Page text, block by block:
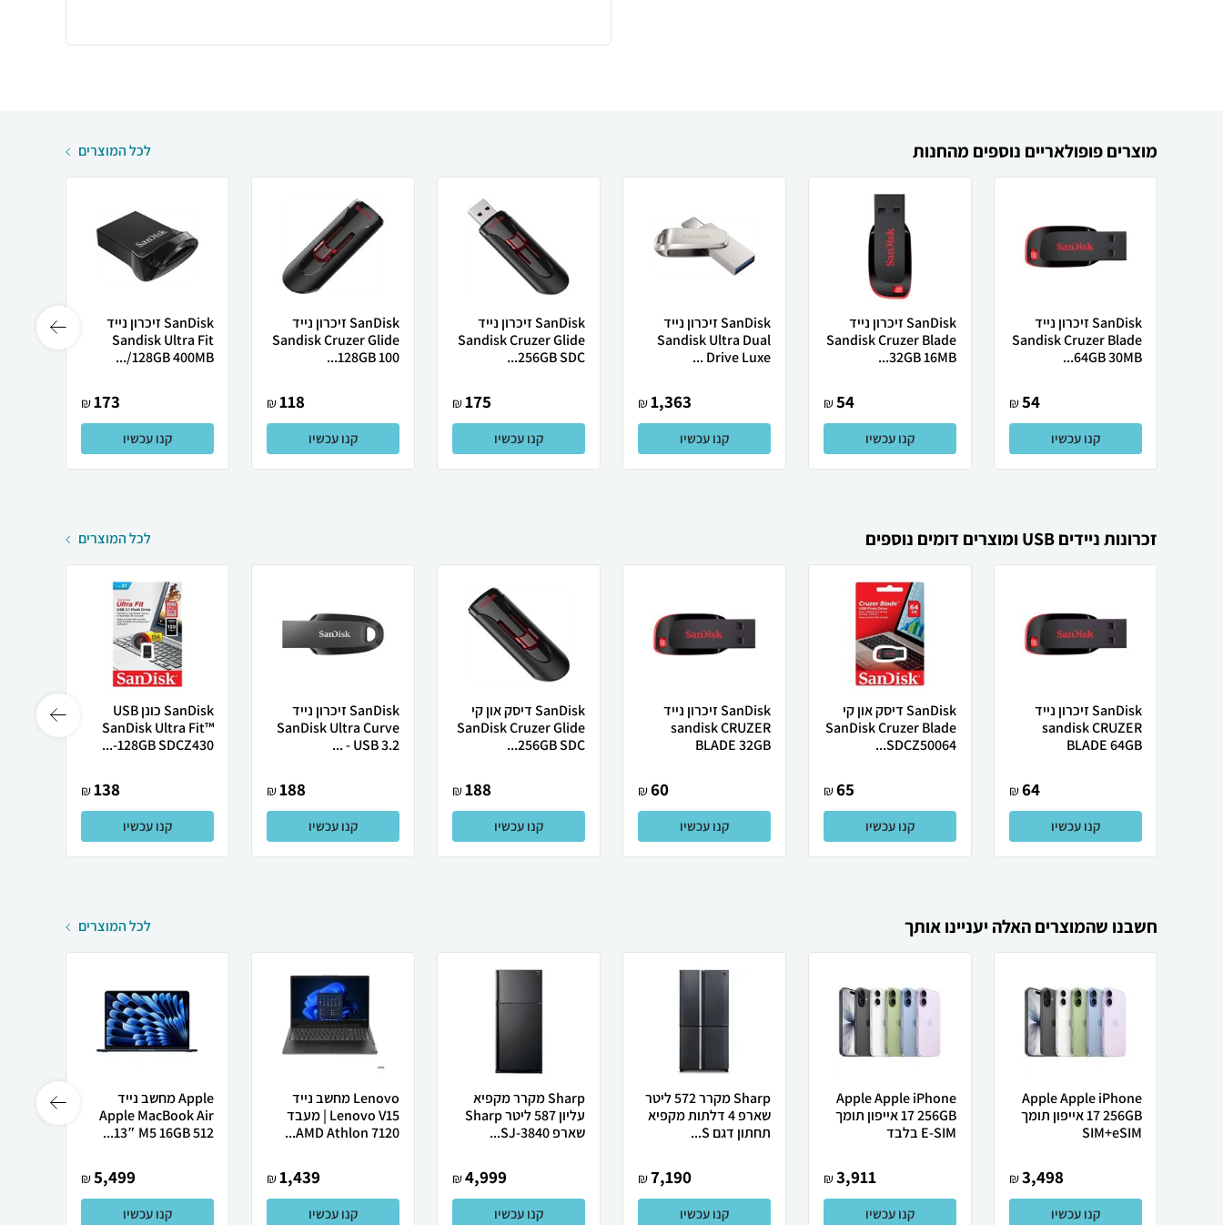
מוצרים פופולאריים נוספים מהחנות לכל המוצרים
SanDisk זיכרון נייד
Sandisk Cruzer Blade
64GB 30MB...
54
₪
קנו עכשיו
SanDisk זיכרון נייד
Sandisk Cruzer Blade
32GB 16MB...
54
₪
קנו עכשיו
SanDisk זיכרון נייד
Sandisk Ultra Dual
Drive Luxe ...
1,363
₪
קנו עכשיו
SanDisk זיכרון נייד
Sandisk Cruzer Glide
256GB SDC...
175
₪
קנו עכשיו
SanDisk זיכרון נייד
Sandisk Cruzer Glide
128GB 100...
118
₪
קנו עכשיו
SanDisk זיכרון נייד
Sandisk Ultra Fit
128GB 400MB/...
173
₪
קנו עכשיו
זכרונות ניידים USB ומוצרים דומים נוספים לכל המוצרים
SanDisk זיכרון נייד
sandisk CRUZER
BLADE 64GB
64
₪
קנו עכשיו
SanDisk דיסק און קי
SanDisk Cruzer Blade
SDCZ50064...
65
₪
קנו עכשיו
SanDisk זיכרון נייד
sandisk CRUZER
BLADE 32GB
60
₪
קנו עכשיו
SanDisk דיסק און קי
SanDisk Cruzer Glide
256GB SDC...
188
₪
קנו עכשיו
SanDisk זיכרון נייד
SanDisk Ultra Curve
USB 3.2 - ...
188
₪
קנו עכשיו
SanDisk כונן USB
SanDisk Ultra Fit™
128GB SDCZ430-...
138
₪
קנו עכשיו
חשבנו שהמוצרים האלה יעניינו אותך לכל המוצרים
Apple Apple iPhone
17 256GB אייפון תומך
SIM+eSIM
3,498
₪
קנו עכשיו
Apple Apple iPhone
17 256GB אייפון תומך
E-SIM בלבד
3,911
₪
קנו עכשיו
Sharp מקרר 572 ליטר
שארפ 4 דלתות מקפיא
תחתון דגם S...
7,190
₪
קנו עכשיו
Sharp מקרר מקפיא
עליון 587 ליטר Sharp
שארפ SJ-3840...
4,999
₪
קנו עכשיו
Lenovo מחשב נייד
Lenovo V15 | מעבד
AMD Athlon 7120...
1,439
₪
קנו עכשיו
Apple מחשב נייד
Apple MacBook Air
13″ M5 ‎16GB 512...
5,499
₪
קנו עכשיו